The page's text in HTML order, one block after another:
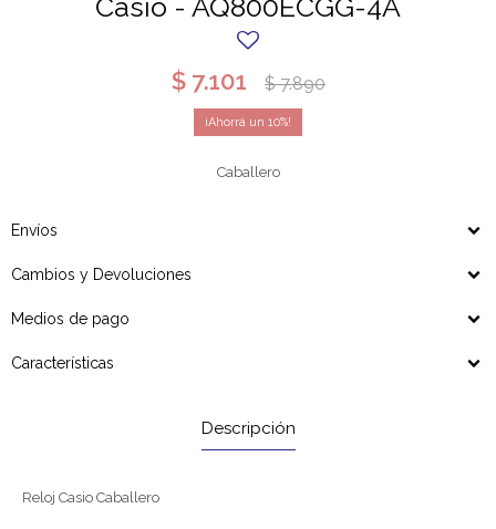
Casio - AQ800ECGG-4A
$ 7.101 $ 7.890
10
Caballero
Envíos
Cambios y Devoluciones
Medios de pago
Características
Descripción
Reloj Casio Caballero